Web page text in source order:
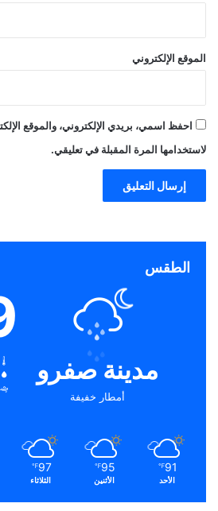
الموقع الإلكتروني
احفظ اسمي، بريدي الإلكتروني، والموقع
لاستخدامها المرة المقبلة في تعليقي.
الطقس
مدينة صفرو
أمطار خفيفة
91
℉
الأحد
95
℉
الأثنين
97
℉
الثلاثاء